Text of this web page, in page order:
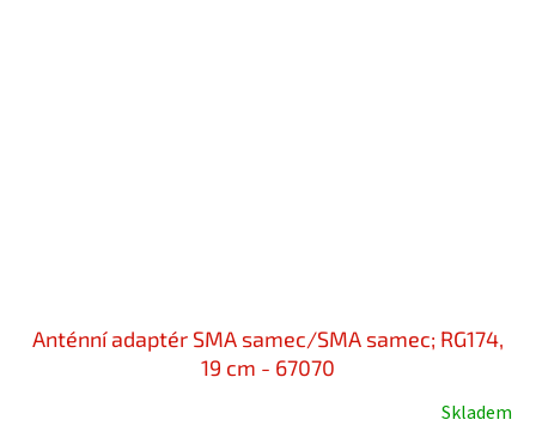
Anténní adaptér SMA samec/SMA samec; RG174,
19 cm - 67070
Skladem